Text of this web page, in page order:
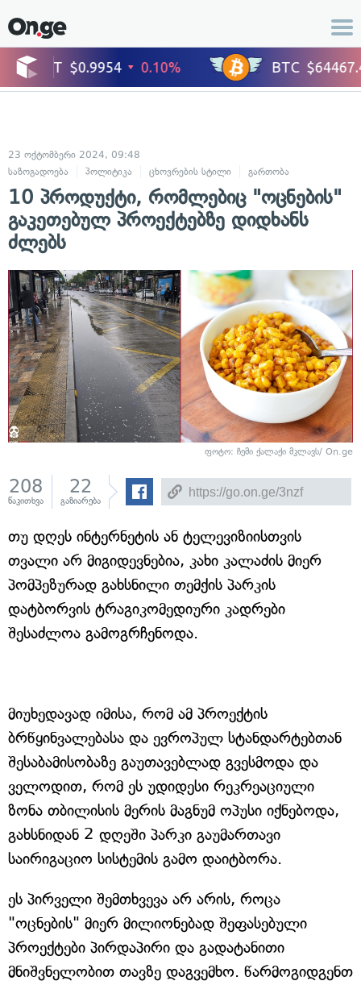
23 ოქტომბერი 2024, 09:48
საზოგადოება
პოლიტიკა ცხოვრების სტილი გართობა
10 პროდუქტი, რომლებიც "ოცნების"
გაკეთებულ პროექტებზე დიდხანს
ძლებს
ფოტო: ჩემი ქალაქი მკლავს/ On.ge
208
წაკითხვა
22
გაზიარება
თუ დღეს ინტერნეტის ან ტელევიზიისთვის
თვალი არ მიგიდევნებია, კახი კალაძის მიერ
პომპეზურად გახსნილი თემქის პარკის
დატბორვის ტრაგიკომედიური კადრები
შესაძლოა გამოგრჩენოდა.
მიუხედავად იმისა, რომ ამ პროექტის
ბრწყინვალებასა და ევროპულ სტანდარტებთან
შესაბამისობაზე გაუთავებლად გვესმოდა და
ველოდით, რომ ეს უდიდესი რეკრეაციული
ზონა თბილისის მერის მაგნუმ ოპუსი იქნებოდა,
გახსნიდან 2 დღეში პარკი გაუმართავი
საირიგაციო სისტემის გამო დაიტბორა.
ეს პირველი შემთხვევა არ არის, როცა
"ოცნების" მიერ მილიონებად შეფასებული
პროექტები პირდაპირი და გადატანითი
მნიშვნელობით თავზე დაგვემხო. წარმოგიდგენთ